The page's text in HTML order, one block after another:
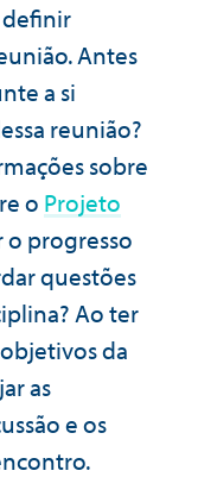
Antes
a si
reunião?
sobre
o Projeto
o progresso
questões
Ao ter
da
as
e os